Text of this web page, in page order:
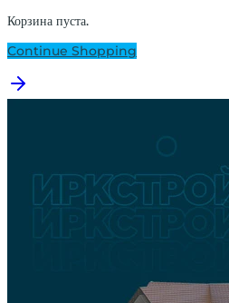
Корзина пуста.
Continue Shopping